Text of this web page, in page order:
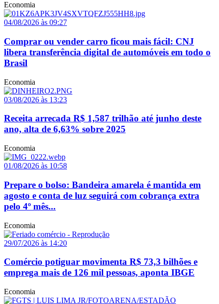
Economia
04/08/2026 às 09:27
Comprar ou vender carro ficou mais fácil: CNJ
libera transferência digital de automóveis em todo o
Brasil
Economia
03/08/2026 às 13:23
Receita arrecada R$ 1,587 trilhão até junho deste
ano, alta de 6,63% sobre 2025
Economia
01/08/2026 às 10:58
Prepare o bolso: Bandeira amarela é mantida em
agosto e conta de luz seguirá com cobrança extra
pelo 4º mês...
Economia
29/07/2026 às 14:20
Comércio potiguar movimenta R$ 73,3 bilhões e
emprega mais de 126 mil pessoas, aponta IBGE
Economia